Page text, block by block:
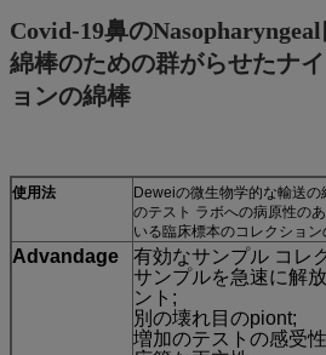
Covid-19鼻の
綿棒のための群がらせたナ
ョンの綿棒
使用法
Deweiの微生物学的な輸送
のテスト ラボへの病原性の
いる臨床標本のコレクション
Advandage
有効なサンプル コレ
サンプルを急速に解
ント;
別の壊れ目のpiont;
増加のテストの感受